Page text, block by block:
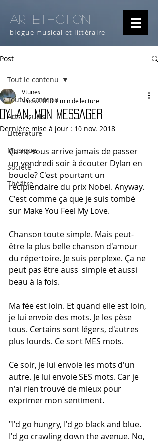
artETFICTION
blogue musical et littéraire
Post
Tout le contenu
Arts visuels
Littérature
Musique
Société
Théâtre
Tout le contenu
Dylan, mon messager
Vtunes
9 nov. 20181 min de lecture
Dernière mise à jour : 10 nov. 2018
Ça ne vous arrive jamais de passer
un vendredi soir à écouter Dylan en
boucle? C'est pourtant un
récipiendaire du prix Nobel. Anyway.
C'est comme ça que je suis tombé
sur Make You Feel My Love.
Chanson toute simple. Mais peut-
être la plus belle chanson d'amour
du répertoire. Je suis perplexe. Ça ne
peut pas être aussi simple et aussi
beau à la fois.
Ma fée est loin. Et quand elle est loin,
je lui envoie des mots. Je les pèse
tous. Certains sont légers, d'autres
plus lourds. Ce sont MES mots.
Ce soir, je lui envoie les mots d'un
autre. Je lui envoie SES mots. Car je
n'ai rien trouvé de mieux pour
exprimer mon sentiment.
"I'd go hungry, I'd go black and blue.
I'd go crawling down the avenue. No,